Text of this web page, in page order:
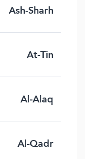
Ash-Sharh
At-Tin
Al-Alaq
Al-Qadr